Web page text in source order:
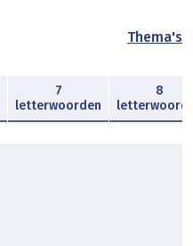
Thema's
7
letterwoorden
8